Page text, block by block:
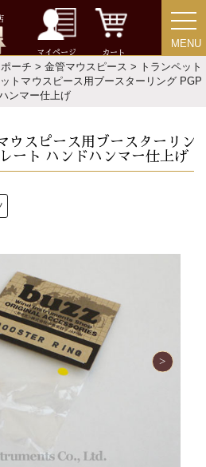
マイページ カート
MENU
MENU
ーチ > 金管マウスピース > トランペット
トマウスピース用ブースターリング PGP
ンマー仕上げ
ウスピース用ブースターリン
ート ハンドハンマー仕上げ
会社紹介
プライバシー・ポリシー